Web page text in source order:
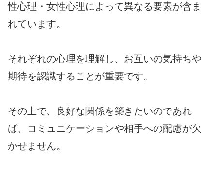
性心理・女性心理によって異なる要素が含ま
れています。
それぞれの心理を理解し、お互いの気持ちや
期待を認識することが重要です。
その上で、良好な関係を築きたいのであれ
ば、コミュニケーションや相手への配慮が欠
かせません。